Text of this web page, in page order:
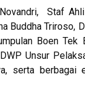
Staf
Buddha Triroso,
Boen Tek
Unsur
serta berbagai